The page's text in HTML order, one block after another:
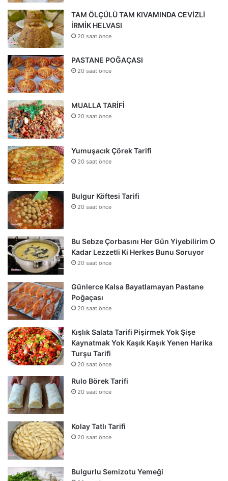
TAM ÖLÇÜLÜ TAM KIVAMINDA CEVİZLİ
İRMİK HELVASI
20 saat önce
PASTANE POĞAÇASI
20 saat önce
MUALLA TARİFİ
20 saat önce
Yumuşacık Çörek Tarifi
20 saat önce
Bulgur Köftesi Tarifi
20 saat önce
Bu Sebze Çorbasını Her Gün Yiyebilirim O
Kadar Lezzetli Ki Herkes Bunu Soruyor
20 saat önce
Günlerce Kalsa Bayatlamayan Pastane
Poğaçası
20 saat önce
Kışlık Salata Tarifi Pişirmek Yok Şişe
Kaynatmak Yok Kaşık Kaşık Yenen Harika
Turşu Tarifi
20 saat önce
Rulo Börek Tarifi
20 saat önce
Kolay Tatlı Tarifi
20 saat önce
Bulgurlu Semizotu Yemeği